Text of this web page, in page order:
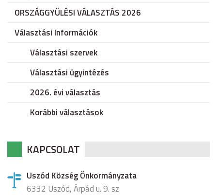
ORSZÁGGYÜLÉSI VÁLASZTÁS 2026
Választási Információk
Választási szervek
Választási ügyintézés
2026. évi választás
Korábbi választások
KAPCSOLAT
Uszód Község Önkormányzata
6332 Uszód, Árpád u. 9. sz